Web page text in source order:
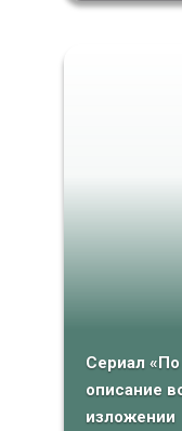
Сериал
описание
изложении